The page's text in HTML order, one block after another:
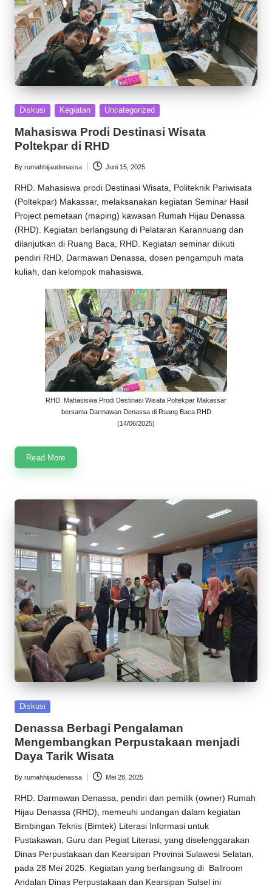
Posted
Diskusi Kegiatan Uncategorized
Mahasiswa Prodi Destinasi Wisata
Poltekpar di RHD
Posted
by
By rumahhijaudenassa Juni 15, 2025
RHD . Mahasiswa prodi Destinasi Wisata, Politeknik Pariwisata
(Poltekpar) Makassar, melaksanakan kegiatan Seminar Hasil
Project pemetaan (maping) kawasan Rumah Hijau Denassa
(RHD). Kegiatan berlangsung di Pelataran Karannuang dan
dilanjutkan di Ruang Baca, RHD. Kegiatan seminar diikuti
pendiri RHD, Darmawan Denassa , dosen pengampuh mata
kuliah, dan kelompok mahasiswa.
RHD. Mahasiswa Prodi Destinasi Wisata Poltekpar Makassar
bersama Darmawan Denassa di Ruang Baca RHD
(14/06/2025)
Read More
Posted
Diskusi
Denassa Berbagi Pengalaman
Mengembangkan Perpustakaan menjadi
Daya Tarik Wisata
Posted
by
By rumahhijaudenassa Mei 28, 2025
RHD . Darmawan Denassa, pendiri dan pemilik (owner) Rumah
Hijau Denassa (RHD), memeuhi undangan dalam kegiatan
Bimbingan Teknis (Bimtek) Literasi Informasi untuk
Pustakawan, Guru dan Pegiat Literasi, yang diselenggarakan
Dinas Perpustakaan dan Kearsipan Provinsi Sulawesi Selatan,
pada 28 Mei 2025. Kegiatan yang berlangsung di Ballroom
Andalan Dinas Perpustakaan dan Kearsipan Sulsel ini